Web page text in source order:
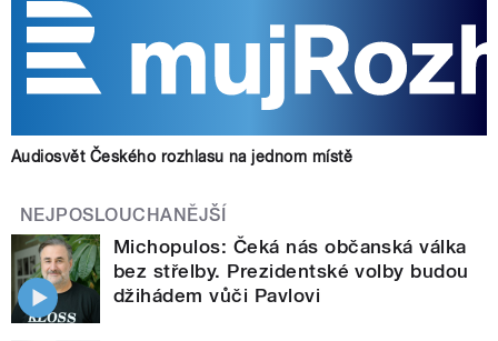
Audiosvět Českého rozhlasu na jednom místě
NEJPOSLOUCHANĚJŠÍ
Michopulos: Čeká nás občanská válka
bez střelby. Prezidentské volby budou
džihádem vůči Pavlovi